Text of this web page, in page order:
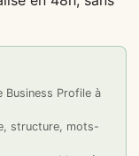
Profile à
structure, mots-